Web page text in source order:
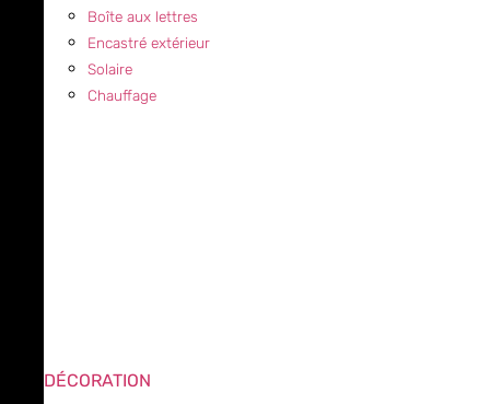
Boîte aux lettres
Encastré extérieur
Solaire
Chauffage
DÉCORATION